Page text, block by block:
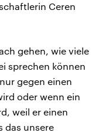
Ceren
gehen, wie viele
sprechen können
gegen einen
oder wenn ein
weil er einen
das unsere